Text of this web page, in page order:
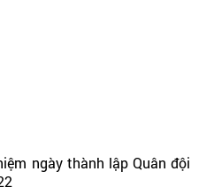
ngày thành lập Quân đội